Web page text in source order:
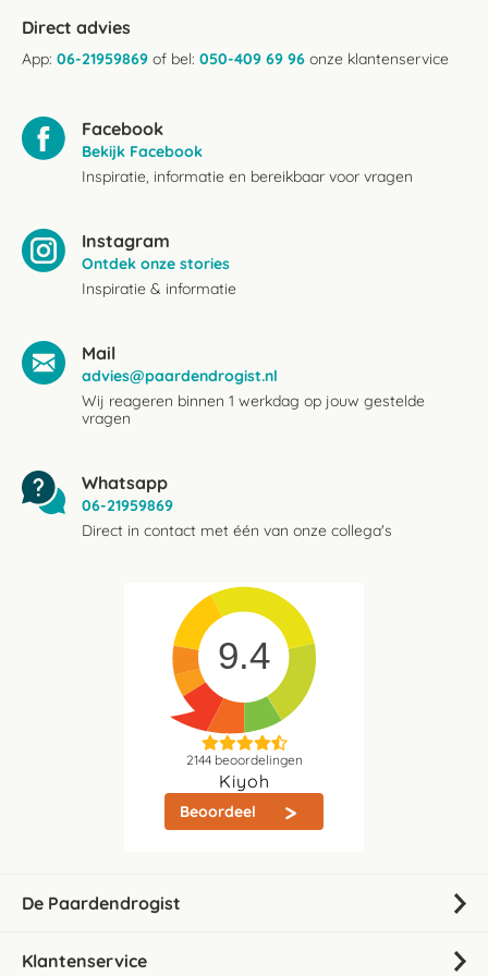
Direct advies
App: 06-21959869 of bel: 050-409 69 96 onze klantenservice
Facebook
Bekijk Facebook
Inspiratie, informatie en bereikbaar voor vragen
Instagram
Ontdek onze stories
Inspiratie & informatie
Mail
advies@paardendrogist.nl
Wij reageren binnen 1 werkdag op jouw gestelde
vragen
Whatsapp
06-21959869
Direct in contact met één van onze collega's
9.4
2144beoordelingen
Kiyoh
Beoordeel
De Paardendrogist
Klantenservice